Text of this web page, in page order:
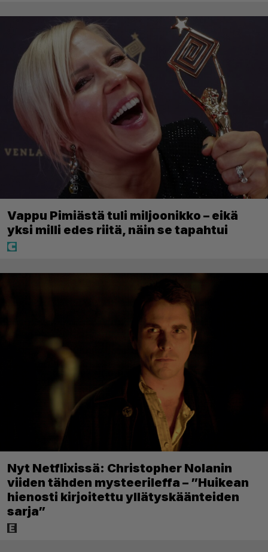
Vappu Pimiästä tuli miljoonikko – eikä
yksi milli edes riitä, näin se tapahtui
Nyt Netflixissä: Christopher Nolanin
viiden tähden mysteerileffa – ”Huikean
hienosti kirjoitettu yllätyskäänteiden
sarja”